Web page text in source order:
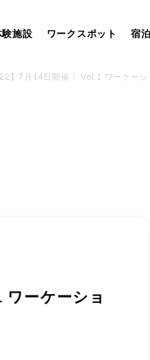
験施設 ワークスポット 宿
】7月14日開催！ Vol.1 ワーケーシ
ワーケーショ